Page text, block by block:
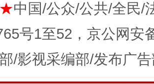
一记警钟！ 谢谢
中国/公众/公共/全民/
号1至52，京公网安
/影视采编部/发布广